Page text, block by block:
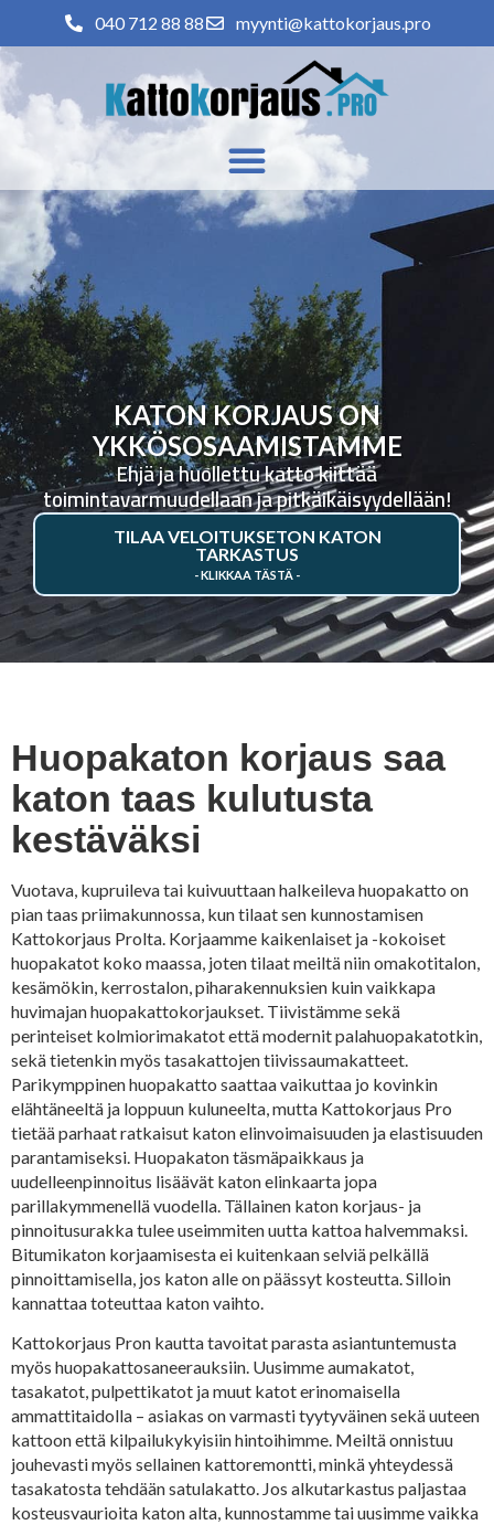
040 712 88 88 myynti@kattokorjaus.pro
KATON KORJAUS ON
YKKÖSOSAAMISTAMME
Ehjä ja huollettu katto kiittää
toimintavarmuudellaan ja pitkäikäisyydellään!
TILAA VELOITUKSETON KATON
TARKASTUS
Huopakaton korjaus saa
katon taas kulutusta
kestäväksi
Vuotava, kupruileva tai kuivuuttaan halkeileva huopakatto on
pian taas priimakunnossa, kun tilaat sen kunnostamisen
Kattokorjaus Prolta. Korjaamme kaikenlaiset ja -kokoiset
huopakatot koko maassa, joten tilaat meiltä niin omakotitalon,
kesämökin, kerrostalon, piharakennuksien kuin vaikkapa
huvimajan huopakattokorjaukset. Tiivistämme sekä
perinteiset kolmiorimakatot että modernit palahuopakatotkin,
sekä tietenkin myös tasakattojen tiivissaumakatteet.
Parikymppinen huopakatto saattaa vaikuttaa jo kovinkin
elähtäneeltä ja loppuun kuluneelta, mutta Kattokorjaus Pro
tietää parhaat ratkaisut katon elinvoimaisuuden ja elastisuuden
parantamiseksi. Huopakaton täsmäpaikkaus ja
uudelleenpinnoitus lisäävät katon elinkaarta jopa
parillakymmenellä vuodella. Tällainen katon korjaus- ja
pinnoitusurakka tulee useimmiten uutta kattoa halvemmaksi.
Bitumikaton korjaamisesta ei kuitenkaan selviä pelkällä
pinnoittamisella, jos katon alle on päässyt kosteutta. Silloin
kannattaa toteuttaa katon vaihto.
Kattokorjaus Pron kautta tavoitat parasta asiantuntemusta
myös huopakattosaneerauksiin. Uusimme aumakatot,
tasakatot, pulpettikatot ja muut katot erinomaisella
ammattitaidolla – asiakas on varmasti tyytyväinen sekä uuteen
kattoon että kilpailukykyisiin hintoihimme. Meiltä onnistuu
jouhevasti myös sellainen kattoremontti, minkä yhteydessä
tasakatosta tehdään satulakatto. Jos alkutarkastus paljastaa
kosteusvaurioita katon alta, kunnostamme tai uusimme vaikka